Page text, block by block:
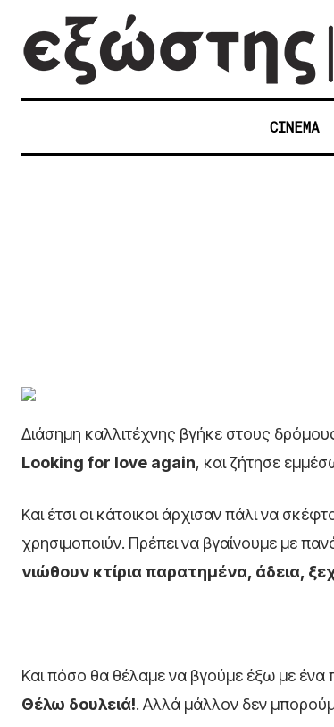
CINEMA
Διάσημη καλλιτέχνης βγήκε στους
Looking for love again, και ζήτησε
Και έτσι οι κάτοικοι άρχισαν πάλι να
χρησιμοποιύν. Πρέπει να βγαίνουμε με
νιώθουν κτίρια παρατημένα, άδεια,
Και πόσο θα θέλαμε να βγούμε έξω με
Θέλω δουλειά!. Αλλά μάλλον δεν